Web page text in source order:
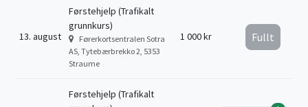
13. august
Førstehjelp (Trafikalt
grunnkurs)
Førerkortsentralen Sotra
AS, Tytebærbrekko 2, 5353
Straume
1 000 kr Fullt
Førstehjelp (Trafikalt